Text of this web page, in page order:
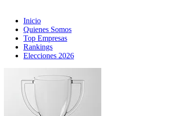
Inicio
Quienes Somos
Top Empresas
Rankings
Elecciones 2026